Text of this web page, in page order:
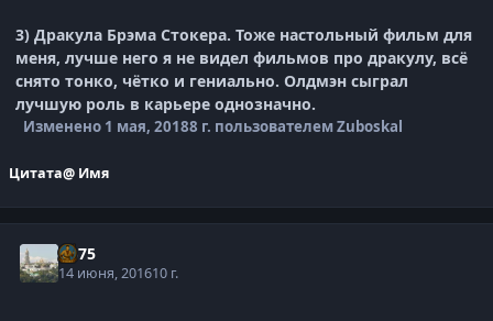
3) Дракула Брэма Стокера. Тоже настольный фильм для
меня, лучше него я не видел фильмов про дракулу, всё
снято тонко, чётко и гениально. Олдмэн сыграл
лучшую роль в карьере однозначно.
Изменено 1 мая, 20188 г. пользователем Zuboskal
Цитата@ Имя
Ян75
14 июня, 201610 г.